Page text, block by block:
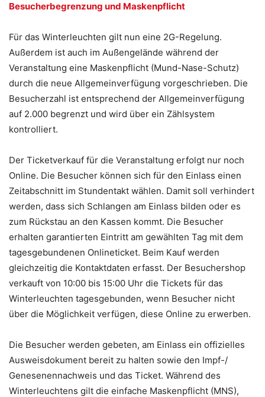
Besucherbegrenzung und Maskenpflicht
Für das Winterleuchten gilt nun eine 2G-Regelung.
Außerdem ist auch im Außengelände während der
Veranstaltung eine Maskenpflicht (Mund-Nase-Schutz)
durch die neue Allgemeinverfügung vorgeschrieben. Die
Besucherzahl ist entsprechend der Allgemeinverfügung
auf 2.000 begrenzt und wird über ein Zählsystem
kontrolliert.
Der Ticketverkauf für die Veranstaltung erfolgt nur noch
Online. Die Besucher können sich für den Einlass einen
Zeitabschnitt im Stundentakt wählen. Damit soll verhindert
werden, dass sich Schlangen am Einlass bilden oder es
zum Rückstau an den Kassen kommt. Die Besucher
erhalten garantierten Eintritt am gewählten Tag mit dem
tagesgebundenen Onlineticket. Beim Kauf werden
gleichzeitig die Kontaktdaten erfasst. Der Besuchershop
verkauft von 10:00 bis 15:00 Uhr die Tickets für das
Winterleuchten tagesgebunden, wenn Besucher nicht
über die Möglichkeit verfügen, diese Online zu erwerben.
Die Besucher werden gebeten, am Einlass ein offizielles
Ausweisdokument bereit zu halten sowie den Impf-/
Genesenennachweis und das Ticket. Während des
Winterleuchtens gilt die einfache Maskenpflicht (MNS),